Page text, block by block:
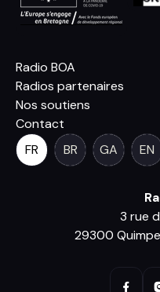
Radio BOA
Radios partenaires
Nos soutiens
Contact
FR
BR GA EN
3 rue
29300